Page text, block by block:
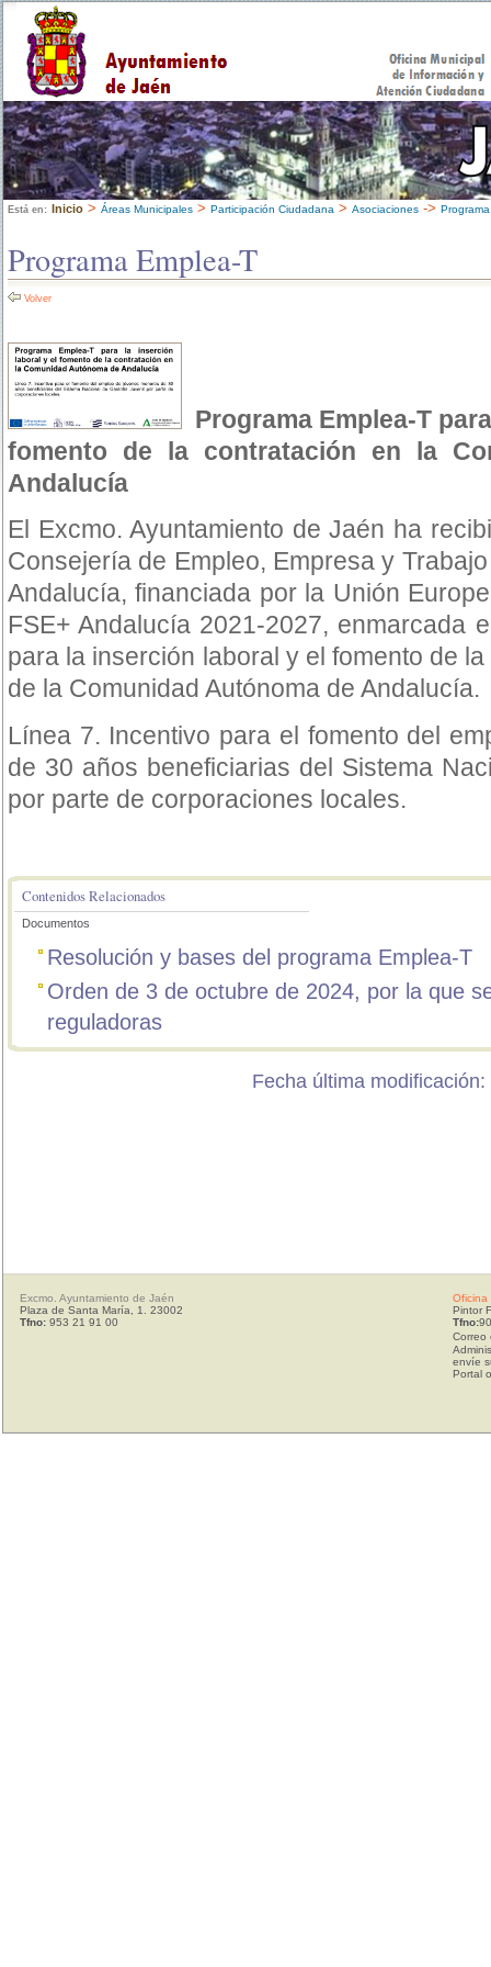
Está en: Inicio > Áreas Municipales > Participación Ciudadana > Asociaciones ->
Programa Emplea-T
Volver
Programa Emplea-T
fomento de la contratación en la
Andalucía
El Excmo. Ayuntamiento de Jaén ha
Consejería de Empleo, Empresa y
Andalucía, financiada por la Unión
FSE+ Andalucía 2021-2027, enmarcada
para la inserción laboral y el fomento de
de la Comunidad Autónoma de Andalucía.
Línea 7. Incentivo para el fomento del
de 30 años beneficiarias del Sistema
por parte de corporaciones locales.
Contenidos Relacionados
Documentos
Resolución y bases del programa Emplea-T
Orden de 3 de octubre de 2024, por la que
reguladoras
Fecha última
Excmo. Ayuntamiento de Jaén
Plaza de Santa María, 1. 23002
Tfno: 953 21 91 00
Oficina
Pintor
Tfno:
Correo
envíe
Portal